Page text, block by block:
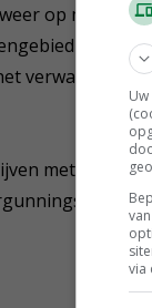
op met de
gaan
verwachte
met een
via